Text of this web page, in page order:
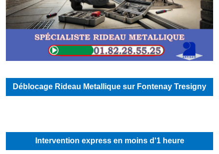
Déblocage Rideau Metallique sur Fontenay Tresigny
Intervention express en moins d'1 heure